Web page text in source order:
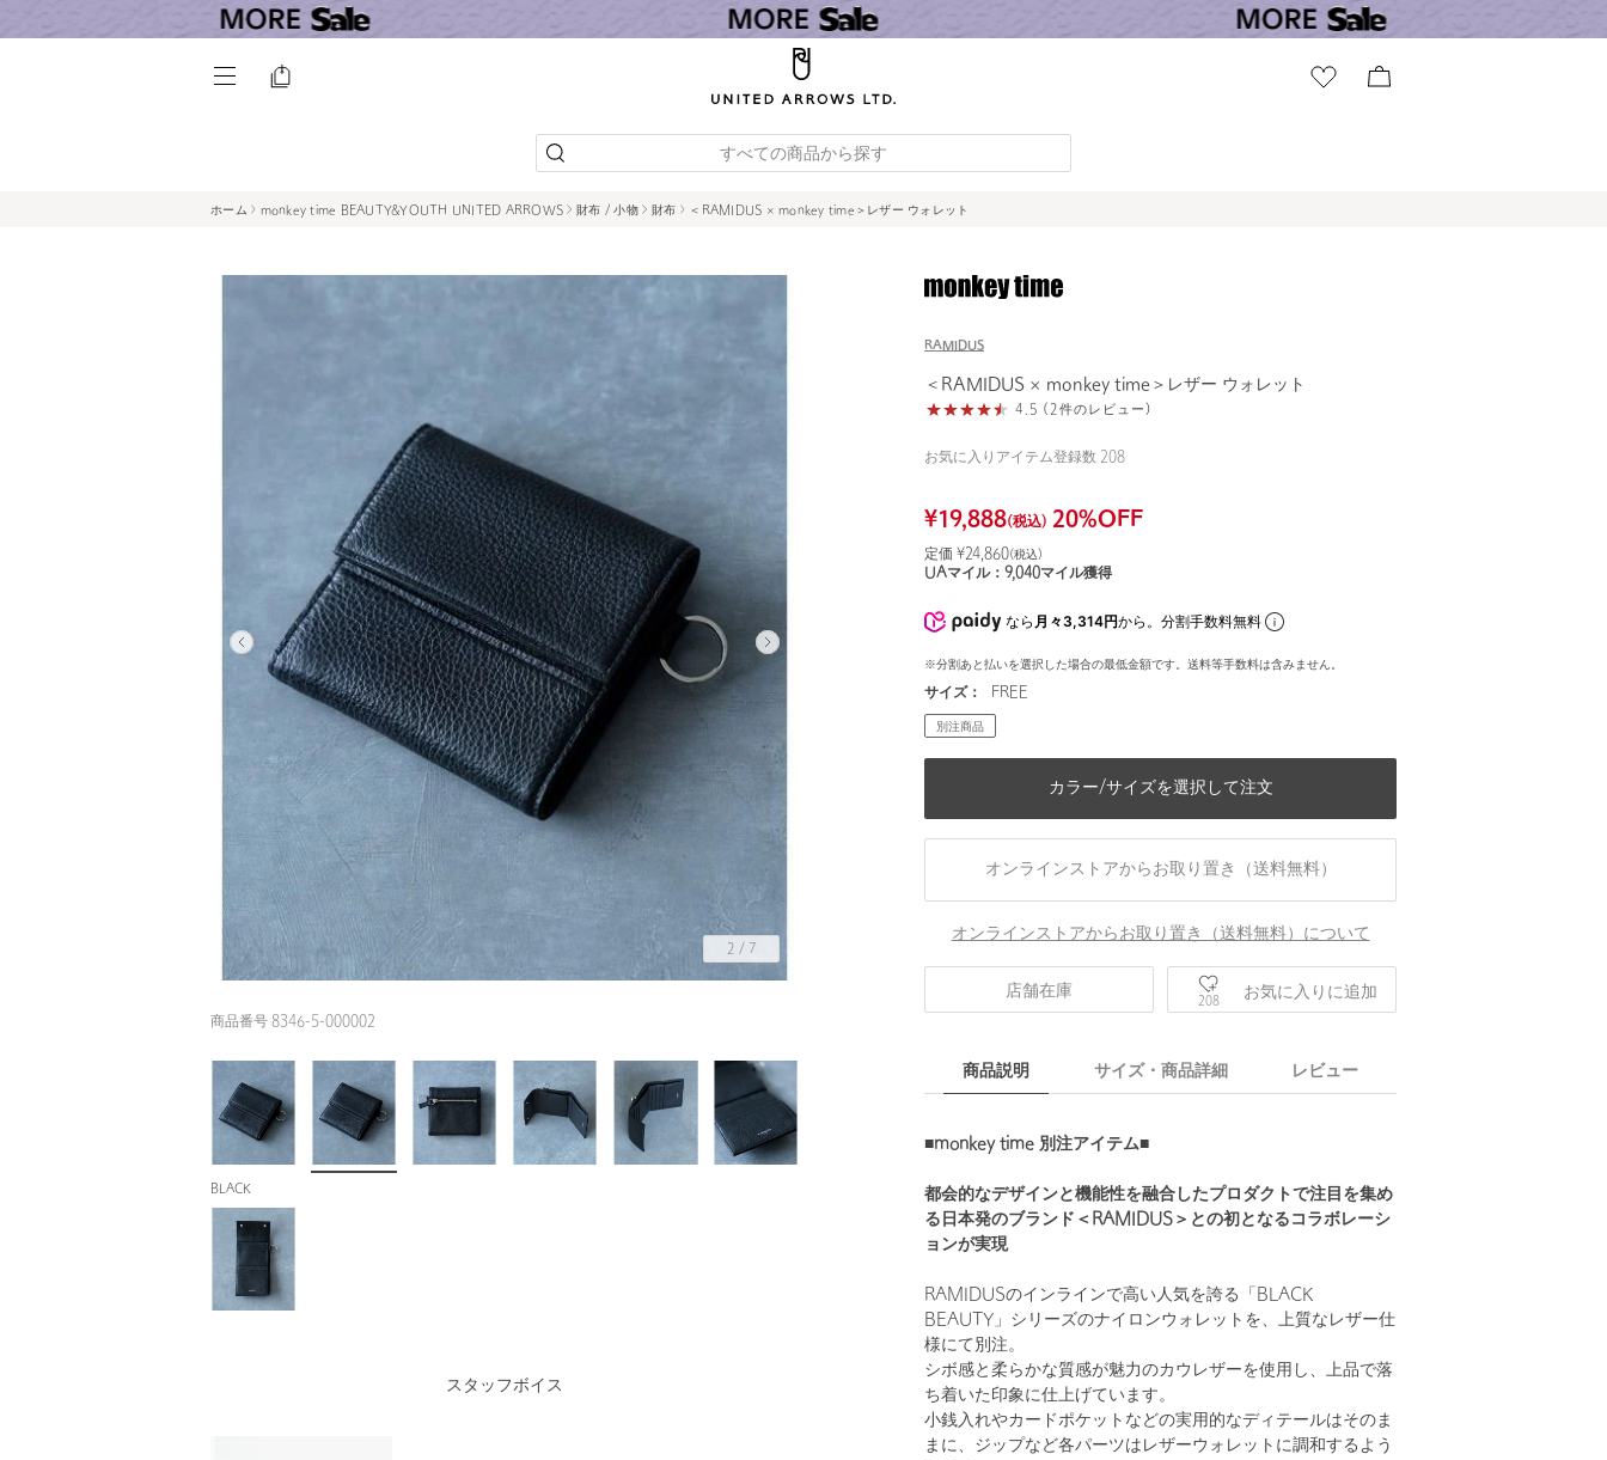
すべての商品から探す
ホーム monkey time BEAUTY&YOUTH UNITED ARROWS 財布 / 小物 財布 ＜RAMIDUS × monkey time＞レザー ウォレット
2 / 7
商品番号 8346-5-000002
BLACK
RAMIDUS
＜RAMIDUS × monkey time＞レザー ウォレット
4.5 (2件のレビュー)
お気に入りアイテム登録数 208
¥19,888(税込) 20%OFF
定価 ¥24,860(税込)
UAマイル： 9,040マイル獲得
なら 月々3,314円から。分割手数料無料
※分割あと払いを選択した場合の最低金額です。送料等手数料は含みません。
サイズ： FREE
別注商品
カラー/サイズを選択して注文
オンラインストアからお取り置き（送料無料）
オンラインストアからお取り置き（送料無料）について
店舗在庫
208 お気に入りに追加
商品説明 サイズ・商品詳細 レビュー
■monkey time 別注アイテム■
都会的なデザインと機能性を融合したプロダクトで注目を集め
る日本発のブランド＜RAMIDUS＞との初となるコラボレーシ
ョンが実現
RAMIDUSのインラインで高い人気を誇る「BLACK
BEAUTY」シリーズのナイロンウォレットを、上質なレザー仕
様にて別注。
シボ感と柔らかな質感が魅力のカウレザーを使用し、上品で落
ち着いた印象に仕上げています。
小銭入れやカードポケットなどの実用的なディテールはそのま
まに、ジップなど各パーツはレザーウォレットに調和するよう
スタッフボイス